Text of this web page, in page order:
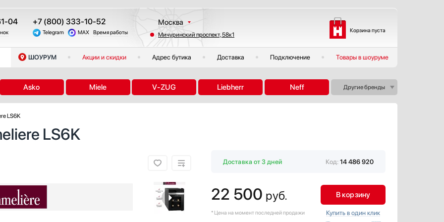
04 +7 (800) 333-10-52
Telegram MAX Время работы
Москва
Санкт-Петербург
Казань
Екатеринбург
Мичуринский проспект, 58к1
Корзина пуста
ШОУРУМ Акции и скидки Адрес бутика Доставка Подключение Товары в шоуруме
Asko Miele V-ZUG Liebherr Neff Другие бренды
LS6K
LS6K
Доставка от 3 дней Код: 14 486 920
22 500 руб. В корзину
* Цена на момент последней продажи Купить в один клик